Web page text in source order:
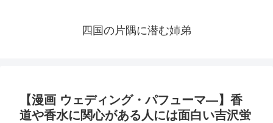
四国の片隅に潜む姉弟
【漫画 ウェディング・パフューマ―】香
道や香水に関心がある人には面白い吉沢蛍